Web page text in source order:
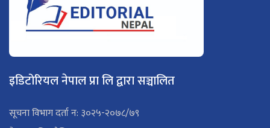
इडिटोरियल नेपाल प्रा लि द्वारा सञ्चालित
सूचना विभाग दर्ता न: ३०२५-२०७८/७९